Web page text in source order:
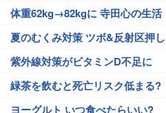
体重62kg→82kgに 寺田心の生活
夏のむくみ対策 ツボ&反射区押し
紫外線対策がビタミンD不足に
緑茶を飲むと死亡リスク低まる?
ヨーグルト いつ食べたらいい?